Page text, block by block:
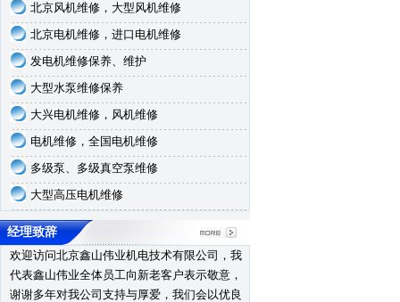
北京风机维修，大型风机维修
北京电机维修，进口电机维修
发电机维修保养、维护
大型水泵维修保养
大兴电机维修，风机维修
电机维修，全国电机维修
多级泵、多级真空泵维修
大型高压电机维修
经理致辞
欢迎访问北京鑫山伟业机电技术有限公司，我
代表鑫山伟业全体员工向新老客户表示敬意，
谢谢多年对我公司支持与厚爱，我们会以优良